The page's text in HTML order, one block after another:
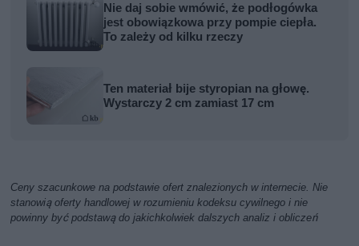
Nie daj sobie wmówić, że podłogówka
jest obowiązkowa przy pompie ciepła.
To zależy od kilku rzeczy
Ten materiał bije styropian na głowę.
Wystarczy 2 cm zamiast 17 cm
Ceny szacunkowe na podstawie ofert znalezionych w internecie. Nie
stanowią oferty handlowej w rozumieniu kodeksu cywilnego i nie
powinny być podstawą do jakichkolwiek dalszych analiz i obliczeń